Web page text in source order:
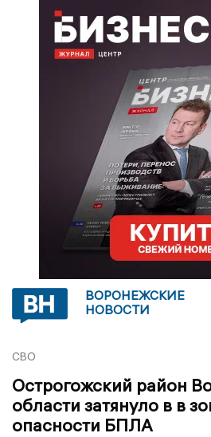
ВОРОНЕЖСКИЕ
НОВОСТИ
СВО
Острогожский район
области затянуло в в
опасности БПЛА